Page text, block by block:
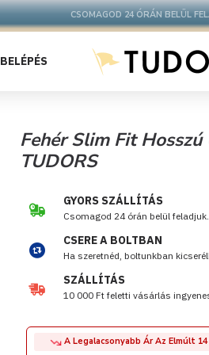
10.000 Ft FELETT INGYENES
FOXPOST
BELÉPÉS
Fehér Slim Fit
TUDORS
A Legalacsonyabb Ár Az Elmúlt 14
GYORS SZÁLLÍTÁS
Csomagod 24 órán belül feladjuk.
CSERE A BOLTBAN
Ha szeretnéd, boltunkban
SZÁLLÍTÁS
10 000 Ft feletti vásárlás